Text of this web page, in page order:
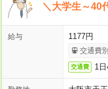
＼大学生～40
給与 1177円
交通費
交通費 1